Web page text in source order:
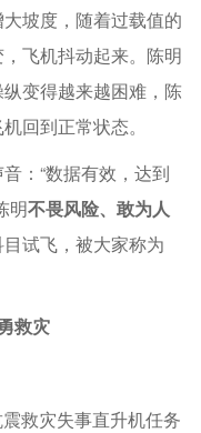
坡度，随着过载值的
飞机抖动起来。陈明
变得越来越困难，陈
回到正常状态。
：“数据有效，达到
明不畏风险、敢为人
试飞，被大家称为
救灾
救灾失事直升机任务